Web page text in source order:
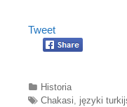
Tweet
Categories
Historia
Tags
Chakasi, języki